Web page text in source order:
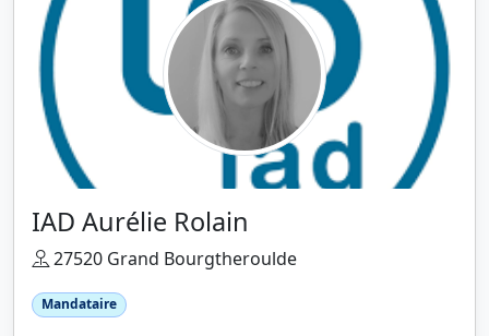
IAD Aurélie Rolain
27520 Grand Bourgtheroulde
Mandataire